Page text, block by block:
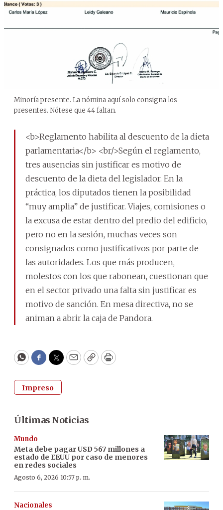
Minoría presente. La nómina aquí solo consigna los
presentes. Nótese que 44 faltan.
<b>Reglamento habilita al descuento de la dieta
parlamentaria</b> <br/>Según el reglamento,
tres ausencias sin justificar es motivo de
descuento de la dieta del legislador. En la
práctica, los diputados tienen la posibilidad
“muy amplia” de justificar. Viajes, comisiones o
la excusa de estar dentro del predio del edificio,
pero no en la sesión, muchas veces son
consignados como justificativos por parte de
las autoridades. Los que más producen,
molestos con los que rabonean, cuestionan que
en el sector privado una falta sin justificar es
motivo de sanción. En mesa directiva, no se
animan a abrir la caja de Pandora.
WhatsApp
Facebook
Twitter
EmailCopyPrint
Impreso
Últimas Noticias
Mundo
Meta debe pagar USD 567 millones a
estado de EEUU por caso de menores
en redes sociales
Agosto 6, 2026 10:57 p. m.
Nacionales